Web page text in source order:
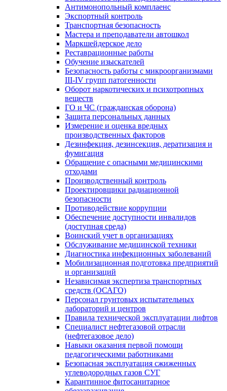
Антимонопольный комплаенс
Экспортный контроль
Транспортная безопасность
Мастера и преподаватели автошкол
Маркшейдерское дело
Реставрационные работы
Обучение изыскателей
Безопасность работы с микроорганизмами
III-IV групп патогенности
Оборот наркотических и психотропных
веществ
ГО и ЧС (гражданская оборона)
Защита персональных данных
Измерение и оценка вредных
производственных факторов
Дезинфекция, дезинсекция, дератизация и
фумигация
Обращение с опасными медицинскими
отходами
Производственный контроль
Проектировщики радиационной
безопасности
Противодействие коррупции
Обеспечение доступности инвалидов
(доступная среда)
Воинский учет в организациях
Обслуживание медицинской техники
Диагностика инфекционных заболеваний
Мобилизационная подготовка предприятий
и организаций
Независимая экспертиза транспортных
средств (ОСАГО)
Персонал грунтовых испытательных
лабораторий и центров
Правила технической эксплуатации лифтов
Специалист нефтегазовой отрасли
(нефтегазовое дело)
Навыки оказания первой помощи
педагогическими работниками
Безопасная эксплуатация сжиженных
углеводородных газов СУГ
Карантинное фитосанитарное